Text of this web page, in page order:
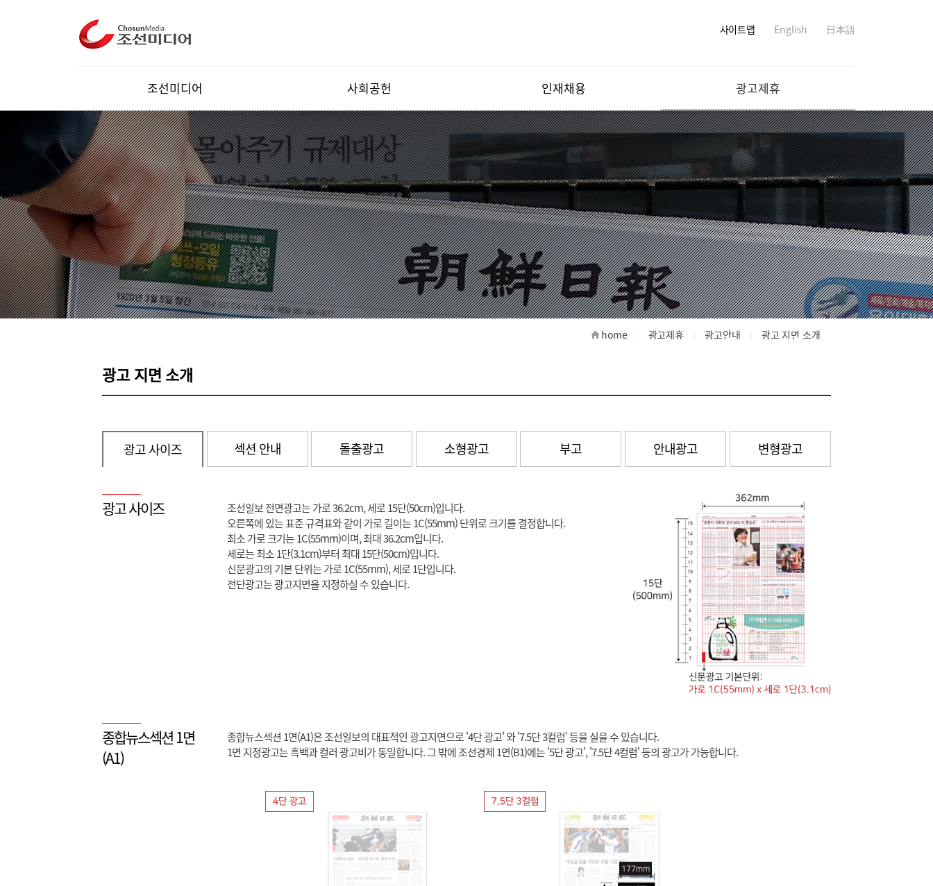
사이트맵 English 日本語
조선미디어 사회공헌 인재채용 광고제휴
home 광고제휴 광고안내 광고 지면 소개
광고 지면 소개
광고 사이즈 섹션 안내 돌출광고 소형광고 부고 안내광고 변형광고
광고 사이즈
조선일보 전면광고는 가로 36.2cm, 세로 15단(50cm)입니다.
오른쪽에 있는 표준 규격표와 같이 가로 길이는 1C(55mm) 단위로 크기를 결정합니다.
최소 가로 크기는 1C(55mm)이며, 최대 36.2cm입니다.
세로는 최소 1단(3.1cm)부터 최대 15단(50cm)입니다.
신문광고의 기본 단위는 가로 1C(55mm), 세로 1단입니다.
전단광고는 광고지면을 지정하실 수 있습니다.
종합뉴스섹션 1면
(A1)
종합뉴스섹션 1면(A1)은 조선일보의 대표적인 광고지면으로 '4단 광고' 와 '7.5단 3컬럼' 등을 실을 수 있습니다.
1면 지정광고는 흑백과 컬러 광고비가 동일합니다. 그 밖에 조선경제 1면(B1)에는 '5단 광고', '7.5단 4컬럼' 등의 광고가 가능합니다.